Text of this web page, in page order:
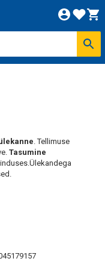
. Tellimuse
Tasumine